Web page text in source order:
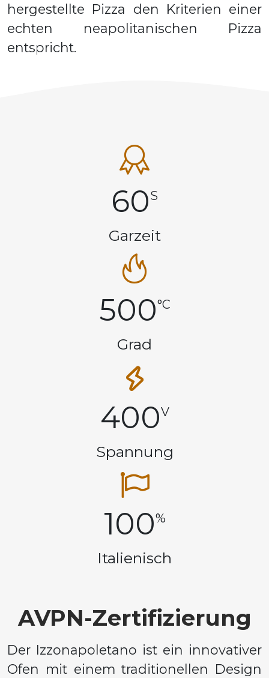
hergestellte Pizza den Kriterien einer
echten neapolitanischen Pizza
entspricht.
60S
Garzeit
500°C
Grad
400V
Spannung
100%
Italienisch
AVPN-Zertifizierung
Der Izzonapoletano ist ein innovativer
Ofen mit einem traditionellen Design